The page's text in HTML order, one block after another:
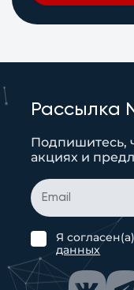
Рассылка
Подпишитесь,
акциях и
Я
данных